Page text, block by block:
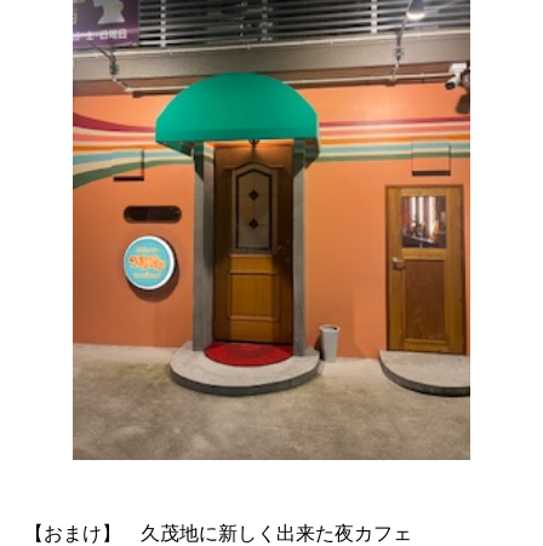
【おまけ】 久茂地に新しく出来た夜カフェ